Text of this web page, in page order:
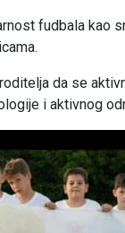
fudbala kao
da se
i aktivnog